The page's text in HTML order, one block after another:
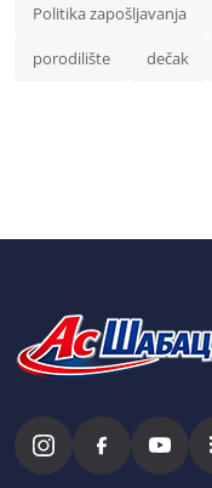
Politika zapošljavanja
porodilište dečak